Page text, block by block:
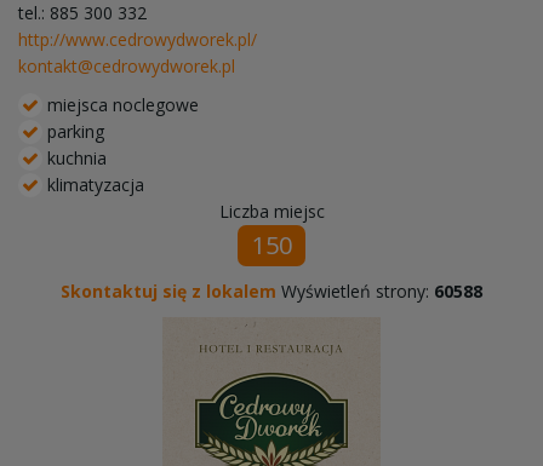
tel.: 885 300 332
http://www.cedrowydworek.pl/
kontakt@cedrowydworek.pl
miejsca noclegowe
parking
kuchnia
klimatyzacja
Liczba miejsc
150
Skontaktuj się z lokalem Wyświetleń strony: 60588